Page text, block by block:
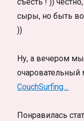
сыры, но быть
))
Ну, а вечером
CouchSurfing…
Понравилась